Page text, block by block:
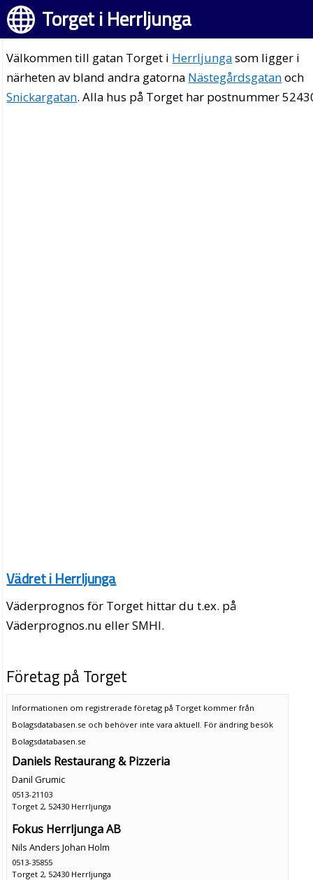
Torget i Herrljunga
Välkommen till gatan Torget i Herrljungasom ligger i
närheten av bland andra gatorna Nästegårdsgatanoch
Snickargatan. Alla hus på Torget har postnummer
Vädret i Herrljunga
Väderprognos för Torget hittar du t.ex. på
Väderprognos.nu eller SMHI.
Företag på Torget
Informationen om registrerade företag på Torget kommer från
Bolagsdatabasen.se och behöver inte vara aktuell. För ändring besök
Bolagsdatabasen.se
Daniels Restaurang & Pizzeria
Danil Grumic
0513-21103
Torget 2, 52430 Herrljunga
Fokus Herrljunga AB
Nils Anders Johan Holm
0513-35855
Torget 2, 52430 Herrljunga